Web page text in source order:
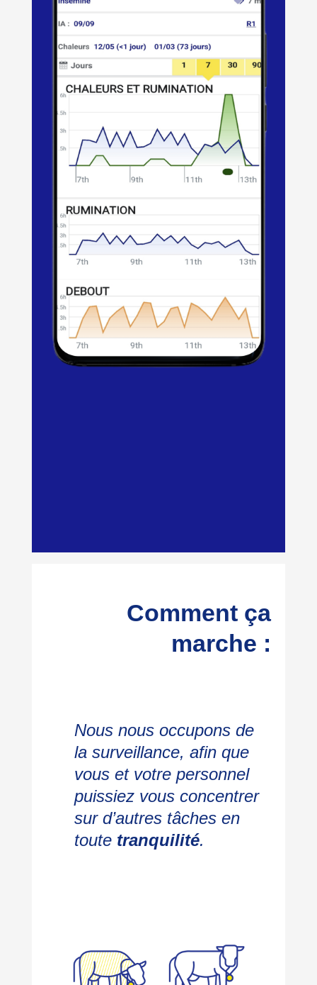
Comment ça
marche :
Nous nous occupons de
la surveillance, afin que
vous et votre personnel
puissiez vous concentrer
sur d’autres tâches en
toute tranquilité.